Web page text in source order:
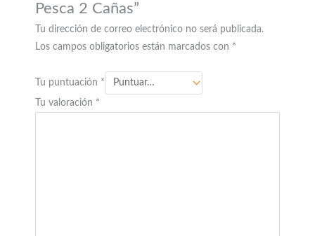
Pesca 2 Cañas”
Tu dirección de correo electrónico no será publicada.
Los campos obligatorios están marcados con *
Tu puntuación *
Tu valoración *